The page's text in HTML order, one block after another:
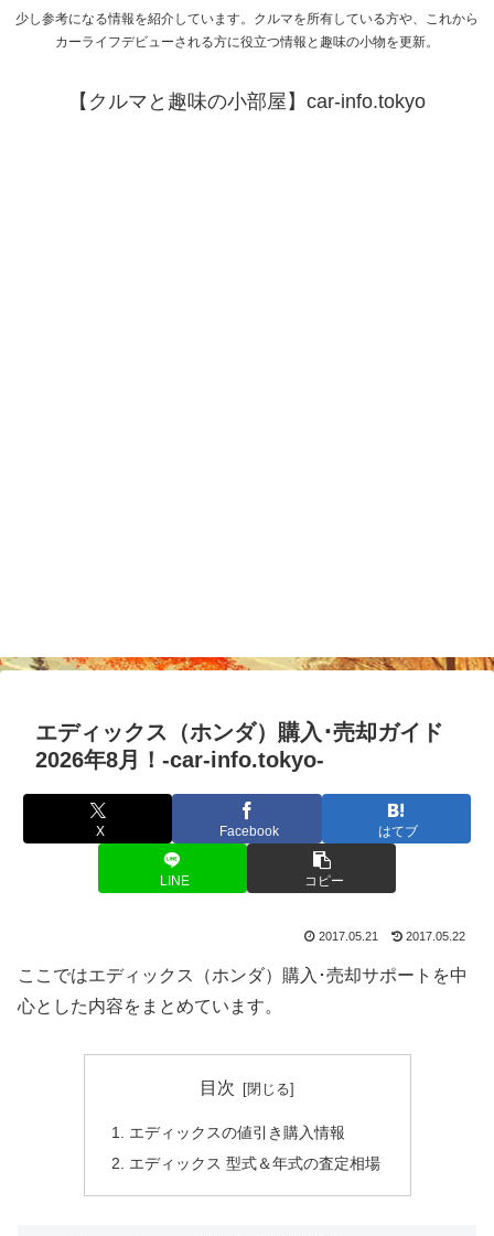
少し参考になる情報を紹介しています。クルマを所有している方や、これから
カーライフデビューされる方に役立つ情報と趣味の小物を更新。
【クルマと趣味の小部屋】car-info.tokyo
エディックス（ホンダ）購入･売却ガイド
2026年8月！-car-info.tokyo-
X Facebook はてブ
LINE コピー
2017.05.21 2017.05.22
ここではエディックス（ホンダ）購入･売却サポートを中
心とした内容をまとめています。
目次
エディックスの値引き購入情報
エディックス 型式＆年式の査定相場